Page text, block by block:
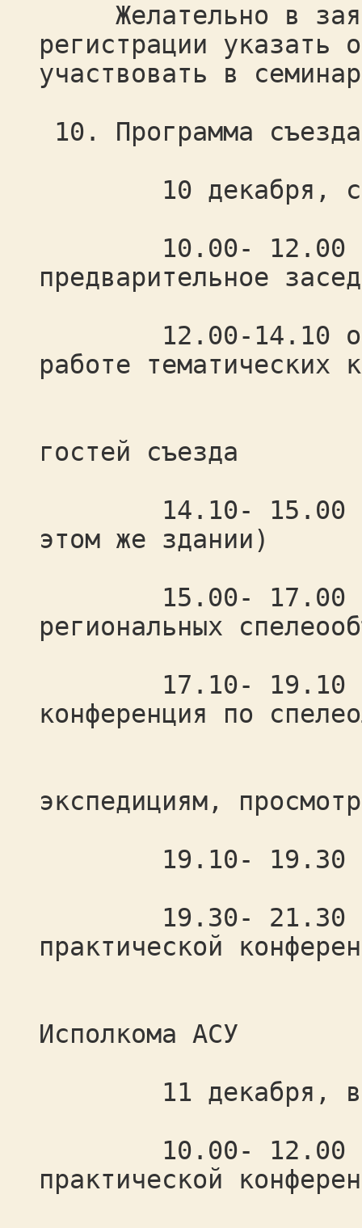
Желательно в
регистрации указать
участвовать в
10. Программа
10 декабря,
10.00- 12.00
предварительное
12.00-14.10
работе тематических
гостей съезда
14.10- 15.00
этом же здании)
15.00- 17.00
региональных
17.10- 19.10
конференция по
экспедициям,
19.10- 19.30
19.30- 21.30
практической
Исполкома АСУ
11 декабря,
10.00- 12.00
практической